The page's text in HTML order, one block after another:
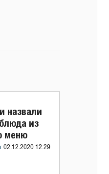
назвали
из
меню
02.12.2020 12:29